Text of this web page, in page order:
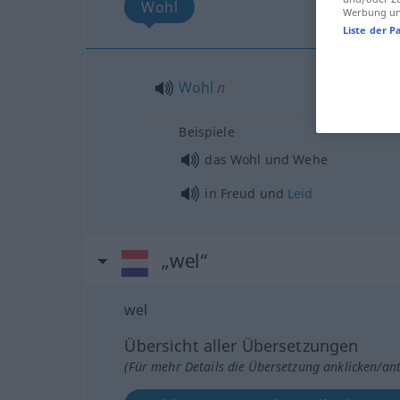
Wohl
Wohl n
Beispiele
das Wohl und Wehe
in Freud und Leid
„wel“
wel
Übersicht aller Übersetzungen
(Für mehr Details die Übersetzung anklicken/
Werbung
Liste der